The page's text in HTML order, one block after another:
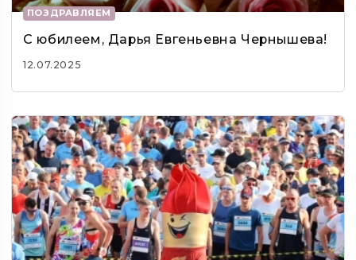
ПОЗДРАВЛЯЕМ
С юбилеем, Дарья Евгеньевна Чернышева!
12.07.2025